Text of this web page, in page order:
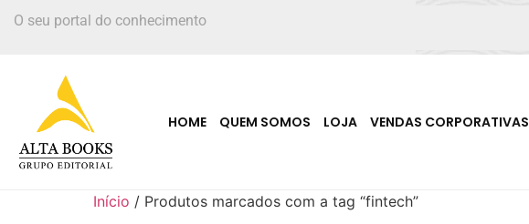
O seu portal do conhecimento
HOME QUEM SOMOS LOJA VENDAS CORPORATIVAS
Início / Produtos marcados com a tag “fintech”